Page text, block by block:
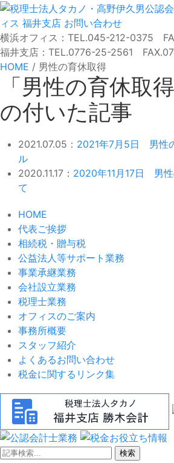
ィス 福井支店 お問い合わせ
横浜オフィス：TEL.045-212-0375
福井支店：TEL.0776-25-2561
HOME / 男性の育休取得
「男性の育休取
の付いた記事
2021.07.05： 2021年7月5日 男性
ル
2020.11.17： 2020年11月17日 男
て
HOME
代表ご挨拶
相続税・贈与税
公益法人等サポート業務
事業承継業務
会社設立業務
税理士業務
オフィスのご案内
事務所概要
スタッフ紹介
よくあるお問い合わせ
税金に関するリンク集
検索